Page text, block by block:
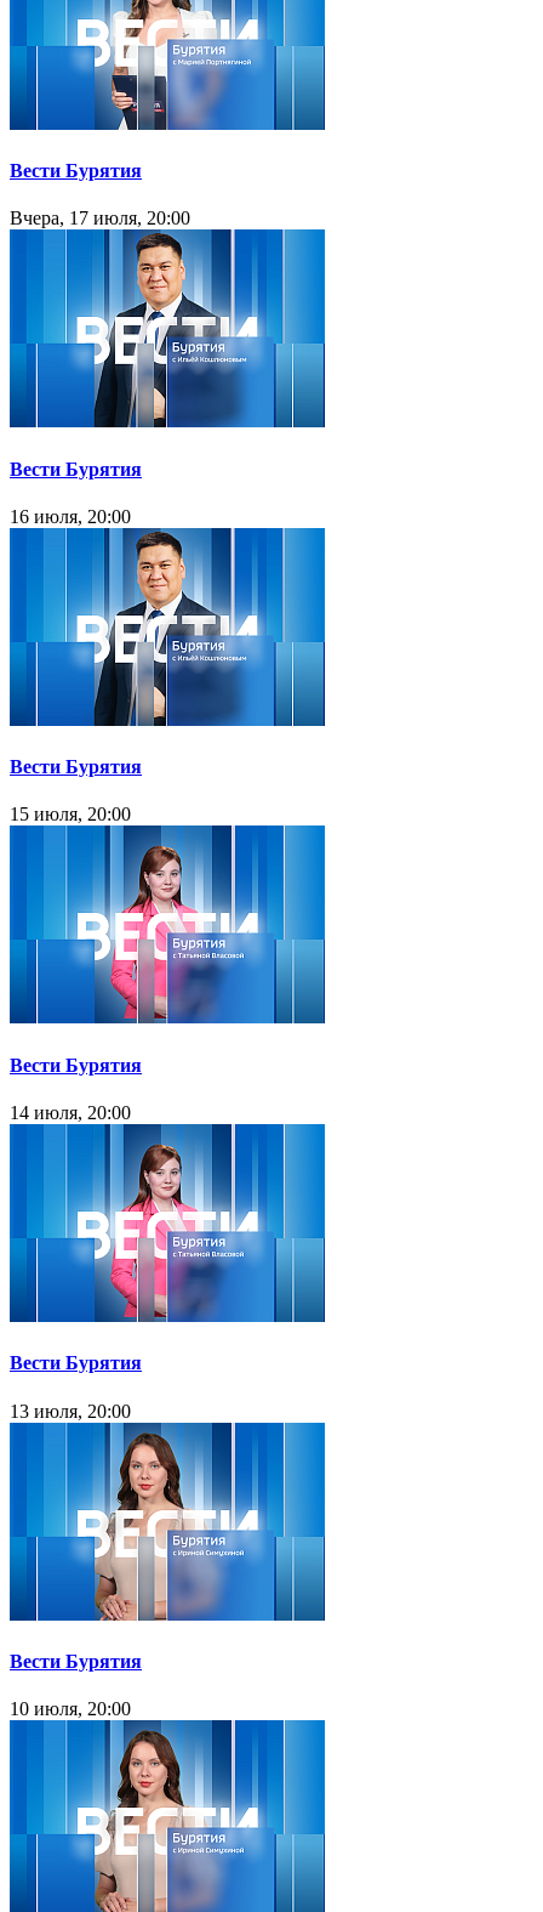
Вести Бурятия
Вчера, 17 июля, 20:00
Вести Бурятия
16 июля, 20:00
Вести Бурятия
15 июля, 20:00
Вести Бурятия
14 июля, 20:00
Вести Бурятия
13 июля, 20:00
Вести Бурятия
10 июля, 20:00